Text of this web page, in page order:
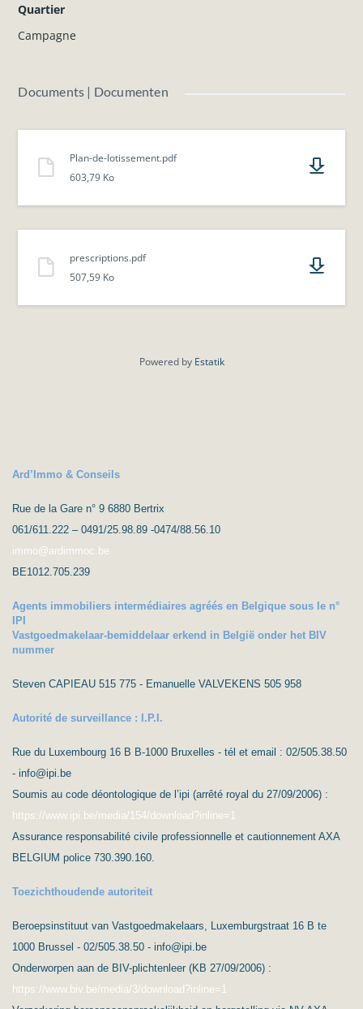
Quartier
Campagne
Documents | Documenten
Plan-de-lotissement.pdf
603,79 Ko
prescriptions.pdf
507,59 Ko
Powered by Estatik
Ard’Immo & Conseils
Rue de la Gare n° 9 6880 Bertrix
061/611.222 – 0491/25.98.89 -0474/88.56.10
immo@ardimmoc.be
BE1012.705.239
Agents immobiliers intermédiaires agréés en Belgique sous le n°
IPI
Vastgoedmakelaar-bemiddelaar erkend in België onder het BIV
nummer
Steven CAPIEAU 515 775 - Emanuelle VALVEKENS 505 958
Autorité de surveillance : I.P.I.
Rue du Luxembourg 16 B B-1000 Bruxelles - tél et email : 02/505.38.50
- info@ipi.be
Soumis au code déontologique de l’ipi (arrêté royal du 27/09/2006) :
https://www.ipi.be/media/154/download?inline=1
Assurance responsabilité civile professionnelle et cautionnement AXA
BELGIUM police 730.390.160.
Toezichthoudende autoriteit
Beroepsinstituut van Vastgoedmakelaars, Luxemburgstraat 16 B te
1000 Brussel - 02/505.38.50 - info@ipi.be
Onderworpen aan de BIV-plichtenleer (KB 27/09/2006) :
https://www.biv.be/media/3/download?inline=1